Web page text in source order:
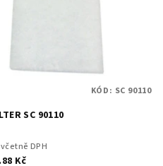
SC 90110
DPH
Kč
KÓD: SC 90110